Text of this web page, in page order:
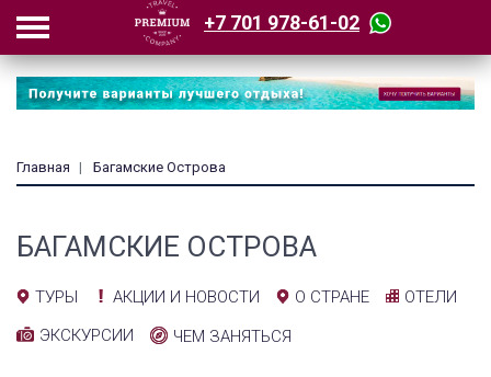
+7 701 978-61-02
Главная Багамские Острова
БАГАМСКИЕ ОСТРОВА
ТУРЫ АКЦИИ И НОВОСТИ О СТРАНЕ
ОТЕЛИ
ЭКСКУРСИИ
ЧЕМ ЗАНЯТЬСЯ